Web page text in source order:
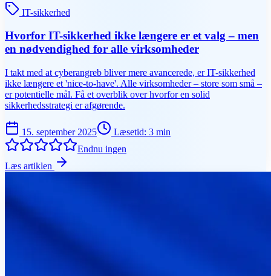
IT-sikkerhed
Hvorfor IT-sikkerhed ikke længere er et valg – men
en nødvendighed for alle virksomheder
I takt med at cyberangreb bliver mere avancerede, er IT-sikkerhed
ikke længere et 'nice-to-have'. Alle virksomheder – store som små –
er potentielle mål. Få et overblik over hvorfor en solid
sikkerhedsstrategi er afgørende.
15. september 2025 Læsetid: 3 min
Endnu ingen
Læs artiklen